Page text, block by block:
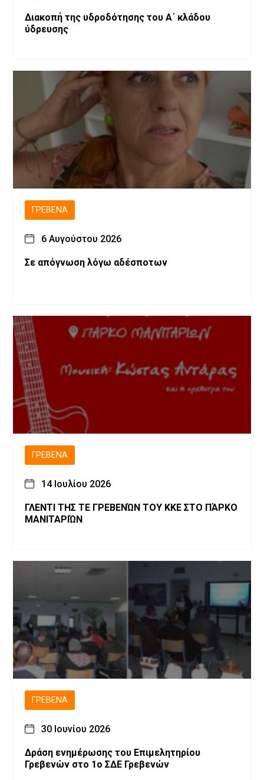
Διακοπή της υδροδότησης του Α΄ κλάδου
ύδρευσης
ΓΡΕΒΕΝΆ
6 Αυγούστου 2026
Σε απόγνωση λόγω αδέσποτων
ΓΡΕΒΕΝΆ
14 Ιουλίου 2026
ΓΛΕΝΤΙ ΤΗΣ ΤΕ ΓΡΕΒΕΝΏΝ ΤΟΥ ΚΚΕ ΣΤΟ ΠΆΡΚΟ
ΜΑΝΙΤΑΡΙΏΝ
ΓΡΕΒΕΝΆ
30 Ιουνίου 2026
Δράση ενημέρωσης του Επιμελητηρίου
Γρεβενών στο 1ο ΣΔΕ Γρεβενών